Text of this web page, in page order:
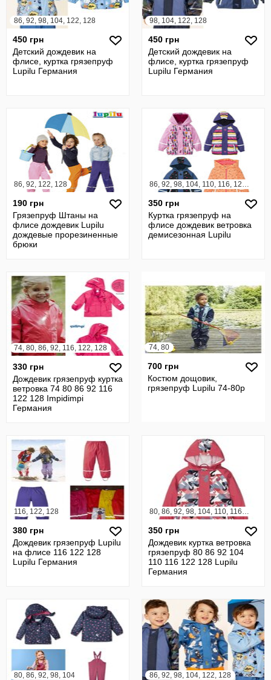
86, 92, 98, 104, 122, 128
450 грн
Детский дождевик на
флисе, куртка грязепруф
Lupilu Германия
98, 104, 122, 128
450 грн
Детский дождевик на
флисе, куртка грязепруф
Lupilu Германия
86, 92, 122, 128
190 грн
Грязепруф Штаны на
флисе дождевик Lupilu
дождевые прорезиненные
брюки
86, 92, 98, 104, 110, 116, 122, 128
350 грн
Куртка грязепруф на
флисе дождевик ветровка
демисезонная Lupilu
74, 80, 86, 92, 116, 122, 128
330 грн
Дождевик грязепруф куртка
ветровка 74 80 86 92 116
122 128 Impidimpi
Германия
74, 80
700 грн
Костюм дощовик,
грязепруф Lupilu 74-80р
116, 122, 128
380 грн
Дождевик грязепруф Lupilu
на флисе 116 122 128
Lupilu Германия
80, 86, 92, 98, 104, 110, 116, 122, 128
350 грн
Дождевик куртка ветровка
грязепруф 80 86 92 104
110 116 122 128 Lupilu
Германия
80, 86, 92, 98, 104 86, 92, 98, 104, 122, 128